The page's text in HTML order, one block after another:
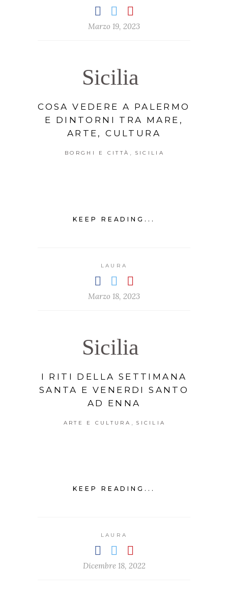
Marzo 19, 2023
Sicilia
COSA VEDERE A PALERMO
E DINTORNI TRA MARE,
ARTE, CULTURA
BORGHI E CITTÀ , SICILIA
KEEP READING...
LAURA
Marzo 18, 2023
Sicilia
I RITI DELLA SETTIMANA
SANTA E VENERDI SANTO
AD ENNA
ARTE E CULTURA SICILIA
KEEP READING...
LAURA
Dicembre 18, 2022